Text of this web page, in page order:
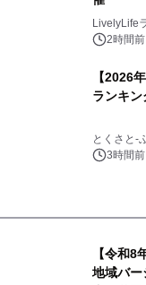
LivelyLife
2時間前
【2026
ランキ
とくさと-
3時間前
【令和8
地域バー